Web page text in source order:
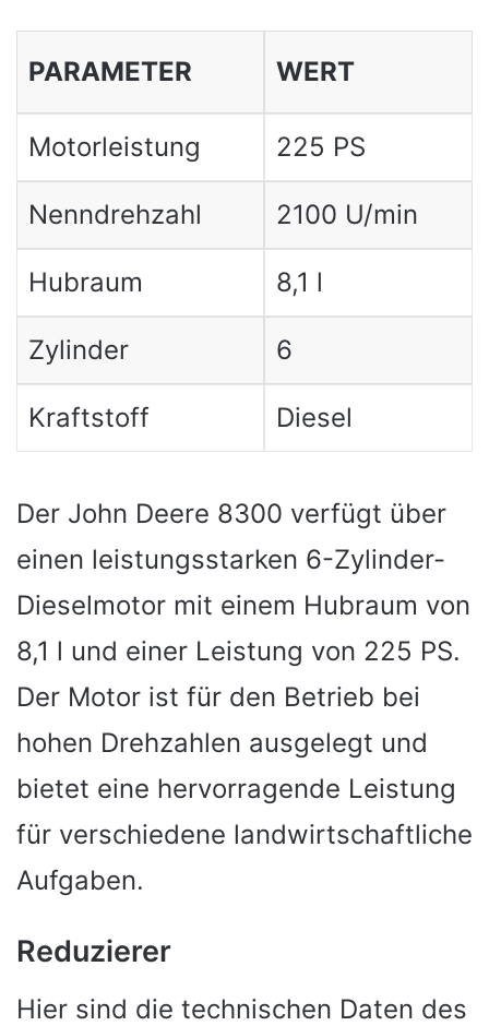
PARAMETER WERT
Motorleistung 225 PS
Nenndrehzahl 2100 U/min
Hubraum 8,1 l
Zylinder 6
Kraftstoff Diesel
Der John Deere 8300 verfügt über
einen leistungsstarken 6-Zylinder-
Dieselmotor mit einem Hubraum von
8,1 l und einer Leistung von 225 PS.
Der Motor ist für den Betrieb bei
hohen Drehzahlen ausgelegt und
bietet eine hervorragende Leistung
für verschiedene landwirtschaftliche
Aufgaben.
Reduzierer
Hier sind die technischen Daten des